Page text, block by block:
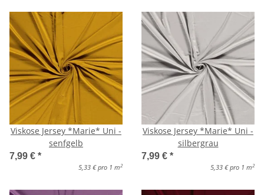
Viskose Jersey *Marie* Uni -
senfgelb
7,99 € *
5,33 € pro 1 m 2
Viskose Jersey *Marie* Uni -
silbergrau
7,99 € *
5,33 € pro 1 m 2